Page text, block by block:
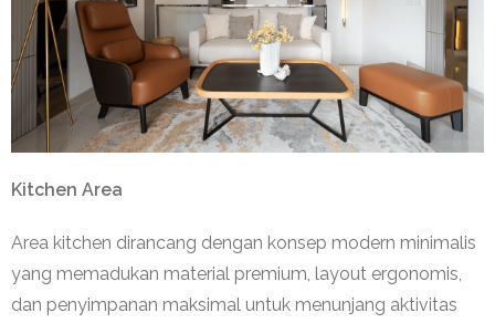
Kitchen Area
Area kitchen dirancang dengan konsep modern minimalis
yang memadukan material premium, layout ergonomis,
dan penyimpanan maksimal untuk menunjang aktivitas